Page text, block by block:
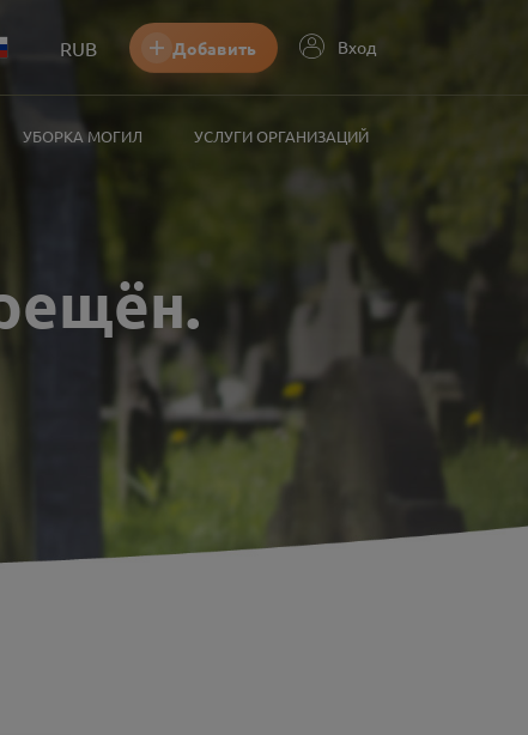
RUB Добавить Вход
УБОРКА МОГИЛ УСЛУГИ ОРГАНИЗАЦИЙ
.